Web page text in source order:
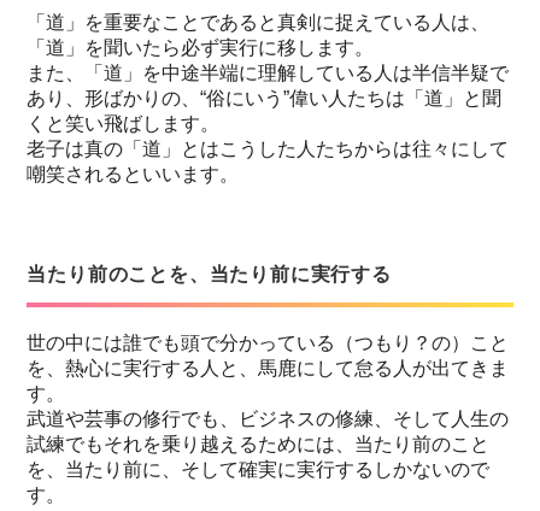
「道」を重要なことであると真剣に捉えている人は、
「道」を聞いたら必ず実行に移します。
また、「道」を中途半端に理解している人は半信半疑で
あり、形ばかりの、“俗にいう”偉い人たちは「道」と聞
くと笑い飛ばします。
老子は真の「道」とはこうした人たちからは往々にして
嘲笑されるといいます。
当たり前のことを、当たり前に実行する
世の中には誰でも頭で分かっている（つもり？の）こと
を、熱心に実行する人と、馬鹿にして怠る人が出てきま
す。
武道や芸事の修行でも、ビジネスの修練、そして人生の
試練でもそれを乗り越えるためには、当たり前のこと
を、当たり前に、そして確実に実行するしかないので
す。